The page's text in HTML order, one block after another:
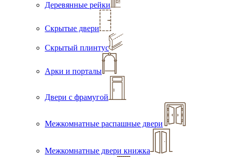
Деревянные рейки
Скрытые двери
Скрытый плинтус
Арки и порталы
Двери с фрамугой
Межкомнатные распашные двери
Межкомнатные двери книжка